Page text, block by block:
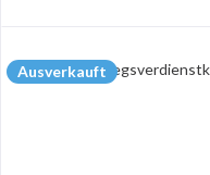
Ausverkauft